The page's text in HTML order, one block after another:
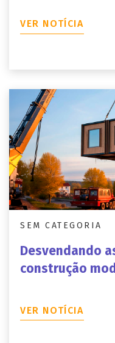
VER NOTÍCIA
SEM CATEGORIA
Desvendando
construção
VER NOTÍCIA